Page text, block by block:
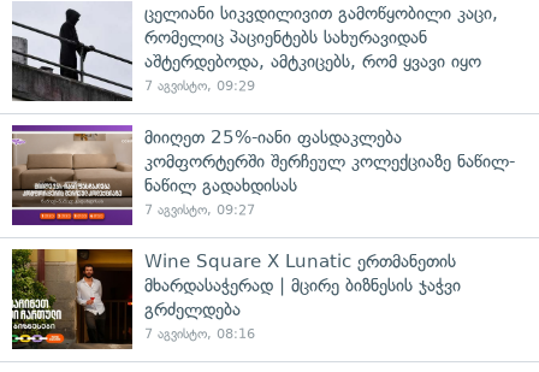
ცელიანი სიკვდილივით გამოწყობილი კაცი,
რომელიც პაციენტებს სახურავიდან
აშტერდებოდა, ამტკიცებს, რომ ყვავი იყო
7 აგვისტო, 09:29
მიიღეთ 25%-იანი ფასდაკლება
კომფორტერში შერჩეულ კოლექციაზე ნაწილ-
ნაწილ გადახდისას
7 აგვისტო, 09:27
Wine Square X Lunatic ერთმანეთის
მხარდასაჭერად | მცირე ბიზნესის ჯაჭვი
გრძელდება
7 აგვისტო, 08:16